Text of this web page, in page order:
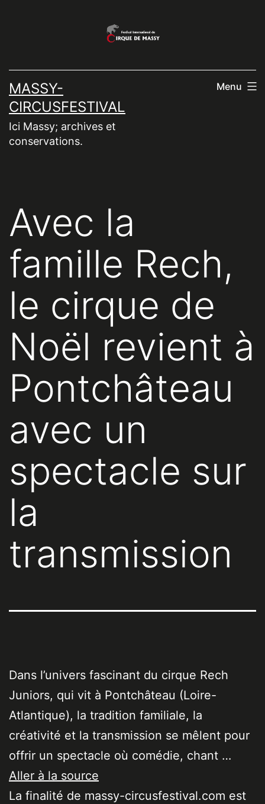
MASSY-
CIRCUSFESTIVAL
Ici Massy; archives et
conservations.
Menu
Avec la
famille Rech,
le cirque de
Noël revient à
Pontchâteau
avec un
spectacle sur
la
transmission
Dans l’univers fascinant du cirque Rech
Juniors, qui vit à Pontchâteau (Loire-
Atlantique), la tradition familiale, la
créativité et la transmission se mêlent pour
offrir un spectacle où comédie, chant …
Aller à la source
La finalité de massy-circusfestival.com est